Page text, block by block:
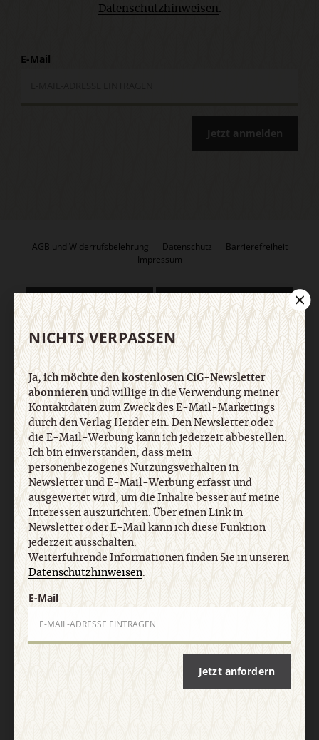
Datenschutzhinweisen.
E-Mail
Jetzt anmelden
AGB und Widerrufsbelehrung Datenschutz
Barrierefreiheit
Impressum
Vertrag widerrufen Abo online kündigen
Nach oben
NICHTS VERPASSEN
Ja, ich möchte den kostenlosen CiG-Newsletter
abonnierenund willige in die Verwendung meiner
Kontaktdaten zum Zweck des E-Mail-Marketings
durch den Verlag Herder ein. Den Newsletter oder
die E-Mail-Werbung kann ich jederzeit abbestellen.
Ich bin einverstanden, dass mein
personenbezogenes Nutzungsverhalten in
Newsletter und E-Mail-Werbung erfasst und
ausgewertet wird, um die Inhalte besser auf meine
Interessen auszurichten. Über einen Link in
Newsletter oder E-Mail kann ich diese Funktion
jederzeit ausschalten.
Weiterführende Informationen finden Sie in unseren
Datenschutzhinweisen.
E-Mail
Jetzt anfordern